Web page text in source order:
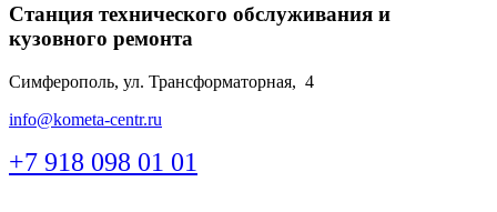
Станция технического обслуживания и
кузовного ремонта
Симферополь, ул. Трансформаторная, 4
info@kometa-centr.ru
+7 918 098 01 01